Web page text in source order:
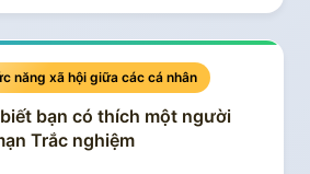
năng xã hội giữa các cá nhân
bạn có thích một người
Trắc nghiệm